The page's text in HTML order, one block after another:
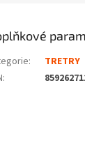
:
TRETRY
: